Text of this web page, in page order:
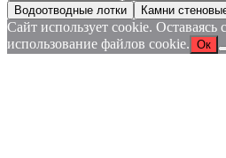
Водоотводные лотки
Камни
Сайт использует cookie. Оставаясь
использование файлов cookie. Ок